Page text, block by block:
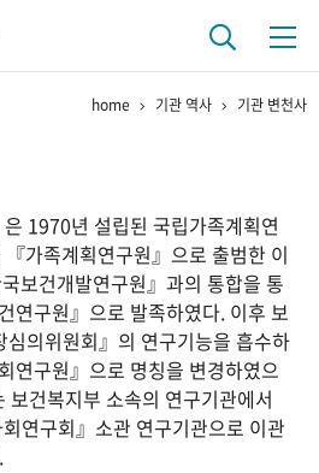
는 연구 역사
연구자들
물 행정박물 영상 기록물
home 기관 역사 기관 변천사
은 1970년 설립된 국립가족계획연
가족계획연구원』으로 출범한 이
보건개발연구원』과의 통합을 통
연구원』으로 발족하였다. 이후 보
의위원회』의 연구기능을 흡수하
연구원』으로 명칭을 변경하였으
건복지부 소속의 연구기관에서
연구회』소관 연구기관으로 이관